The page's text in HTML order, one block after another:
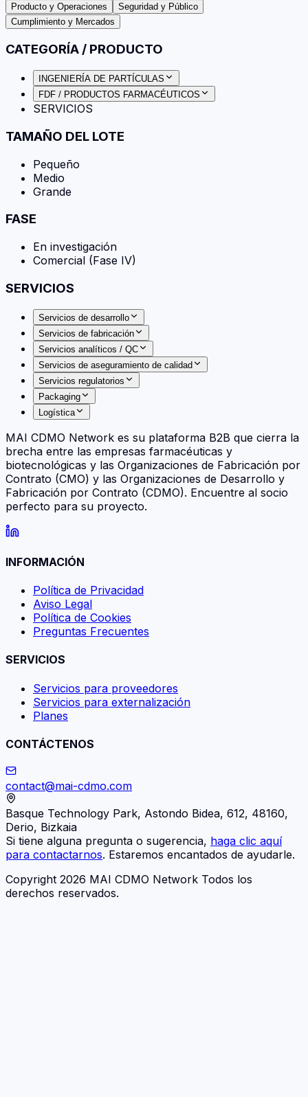
Producto y Operaciones
Seguridad y Público
Cumplimiento y Mercados
CATEGORÍA / PRODUCTO
INGENIERÍA DE PARTÍCULAS
FDF / PRODUCTOS FARMACÉUTICOS
SERVICIOS
TAMAÑO DEL LOTE
Pequeño
Medio
Grande
FASE
En investigación
Comercial (Fase IV)
SERVICIOS
Servicios de desarrollo
Servicios de fabricación
Servicios analíticos / QC
Servicios de aseguramiento de calidad
Servicios regulatorios
Packaging
Logística
MAI CDMO Network es su plataforma B2B que cierra la
brecha entre las empresas farmacéuticas y
biotecnológicas y las Organizaciones de Fabricación por
Contrato (CMO) y las Organizaciones de Desarrollo y
Fabricación por Contrato (CDMO). Encuentre al socio
perfecto para su proyecto.
INFORMACIÓN
Política de Privacidad
Aviso Legal
Política de Cookies
Preguntas Frecuentes
SERVICIOS
Servicios para proveedores
Servicios para externalización
Planes
CONTÁCTENOS
contact@mai-cdmo.com
Basque Technology Park, Astondo Bidea, 612, 48160,
Derio, Bizkaia
Si tiene alguna pregunta o sugerencia, haga clic aquí
para contactarnos. Estaremos encantados de ayudarle.
Copyright 2026 MAI CDMO Network Todos los
derechos reservados.